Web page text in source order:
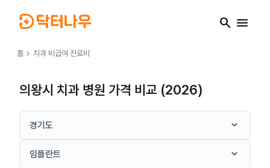
search menu
홈 chevron_right 치과 비급여 진료비
의왕시 치과 병원 가격 비교 (2026)
경기도 keyboard_arrow_down
임플란트 keyboard_arrow_down